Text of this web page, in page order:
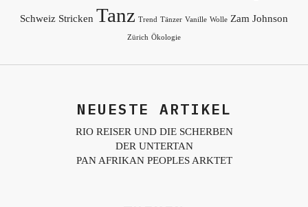
Schweiz Stricken Tanz Trend Tänzer Vanille Wolle Zam Johnson
Zürich Ökologie
NEUESTE ARTIKEL
RIO REISER UND DIE SCHERBEN
DER UNTERTAN
PAN AFRIKAN PEOPLES ARKTET